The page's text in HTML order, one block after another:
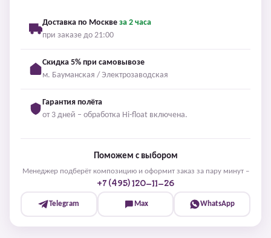
Доставка по Москве за 2 часа
при заказе до 21:00
Скидка 5% при самовывозе
м. Бауманская / Электрозаводская
Гарантия полёта
от 3 дней – обработка Hi-float включена.
Поможем с выбором
Менеджер подберёт композицию и оформит заказ за пару минут –
+7 (495) 120-11-26
Telegram Max WhatsApp